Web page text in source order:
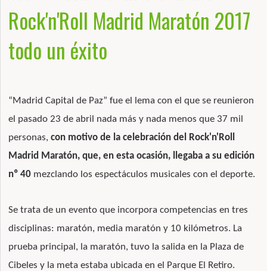
Rock'n'Roll Madrid Maratón 2017
todo un éxito
“Madrid Capital de Paz” fue el lema con el que se reunieron
el pasado 23 de abril nada más y nada menos que 37 mil
personas,con motivo de la celebración del Rock'n'Roll
Madrid Maratón, que, en esta ocasión, llegaba a su edición
nº 40 mezclando los espectáculos musicales con el deporte.
Se trata de un evento que incorpora competencias en tres
disciplinas: maratón, media maratón y 10 kilómetros. La
prueba principal, la maratón, tuvo la salida en la Plaza de
Cibeles y la meta estaba ubicada en el Parque El Retiro.